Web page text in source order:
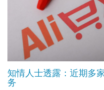
知情人士透露：近期多
务